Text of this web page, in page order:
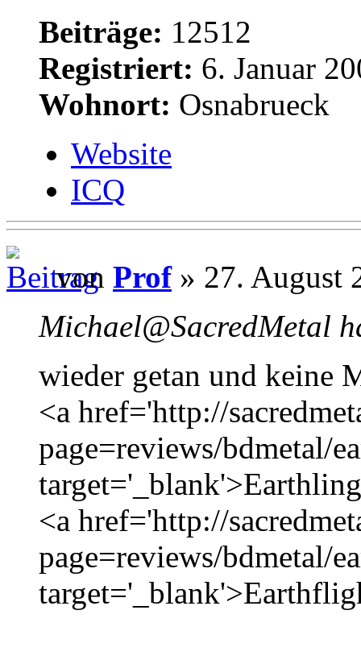
Beiträge: 12512
Registriert: 6. Januar
Wohnort: Osnabrueck
Website
ICQ
von Prof» 27. August
Michael@SacredMetal
wieder getan und keine
<a href='http://
page=reviews/bdmetal/
<a href='http://
page=reviews/bdmetal/